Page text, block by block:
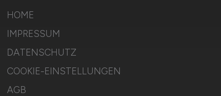
HOME
IMPRESSUM
DATENSCHUTZ
COOKIE-EINSTELLUNGEN
AGB